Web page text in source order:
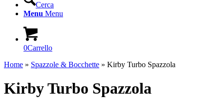
Cerca
Menu Menu
0Carrello
Home » Spazzole & Bocchette » Kirby Turbo Spazzola
Kirby Turbo Spazzola